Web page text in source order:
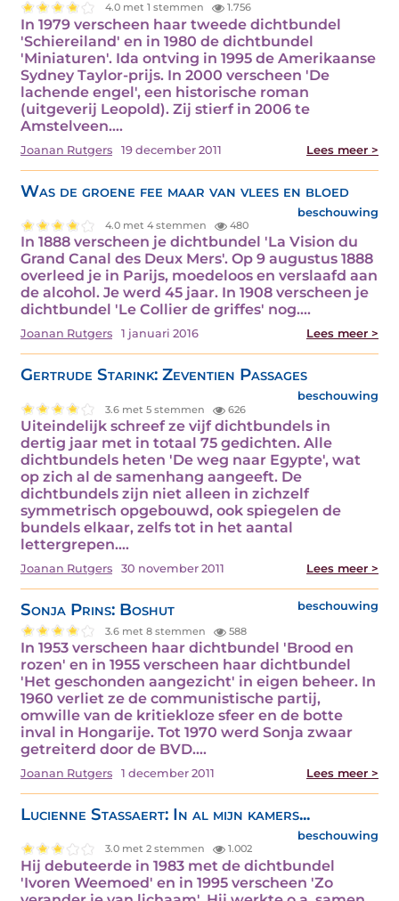
4.0 met 1 stemmen 1.756
In 1979 verscheen haar tweede dichtbundel
'Schiereiland' en in 1980 de dichtbundel
'Miniaturen'. Ida ontving in 1995 de Amerikaanse
Sydney Taylor-prijs. In 2000 verscheen 'De
lachende engel', een historische roman
(uitgeverij Leopold). Zij stierf in 2006 te
Amstelveen.…
Joanan Rutgers 19 december 2011 Lees meer >
Was de groene fee maar van vlees en bloed
beschouwing
4.0 met 4 stemmen 480
In 1888 verscheen je dichtbundel 'La Vision du
Grand Canal des Deux Mers'. Op 9 augustus 1888
overleed je in Parijs, moedeloos en verslaafd aan
de alcohol. Je werd 45 jaar. In 1908 verscheen je
dichtbundel 'Le Collier de griffes' nog.…
Joanan Rutgers 1 januari 2016 Lees meer >
Gertrude Starink: Zeventien Passages
beschouwing
3.6 met 5 stemmen 626
Uiteindelijk schreef ze vijf dichtbundels in
dertig jaar met in totaal 75 gedichten. Alle
dichtbundels heten 'De weg naar Egypte', wat
op zich al de samenhang aangeeft. De
dichtbundels zijn niet alleen in zichzelf
symmetrisch opgebouwd, ook spiegelen de
bundels elkaar, zelfs tot in het aantal
lettergrepen.…
Joanan Rutgers 30 november 2011 Lees meer >
Sonja Prins: Boshut beschouwing
3.6 met 8 stemmen 588
In 1953 verscheen haar dichtbundel 'Brood en
rozen' en in 1955 verscheen haar dichtbundel
'Het geschonden aangezicht' in eigen beheer. In
1960 verliet ze de communistische partij,
omwille van de kritiekloze sfeer en de botte
inval in Hongarije. Tot 1970 werd Sonja zwaar
getreiterd door de BVD.…
Joanan Rutgers 1 december 2011 Lees meer >
Lucienne Stassaert: In al mijn kamers...
beschouwing
3.0 met 2 stemmen 1.002
Hij debuteerde in 1983 met de dichtbundel
'Ivoren Weemoed' en in 1995 verscheen 'Zo